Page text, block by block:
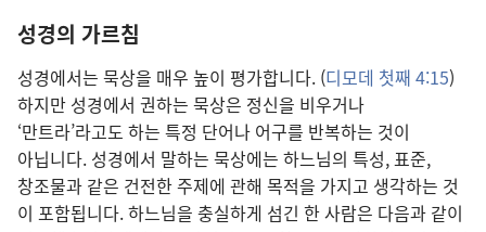
성경의 가르침
성경에서는 묵상을 매우 높이 평가합니다. (디모데 첫째 4:15)
하지만 성경에서 권하는 묵상은 정신을 비우거나
‘만트라’라고도 하는 특정 단어나 어구를 반복하는 것이
아닙니다. 성경에서 말하는 묵상에는 하느님의 특성, 표준,
창조물과 같은 건전한 주제에 관해 목적을 가지고 생각하는 것
이 포함됩니다. 하느님을 충실하게 섬긴 한 사람은 다음과 같이